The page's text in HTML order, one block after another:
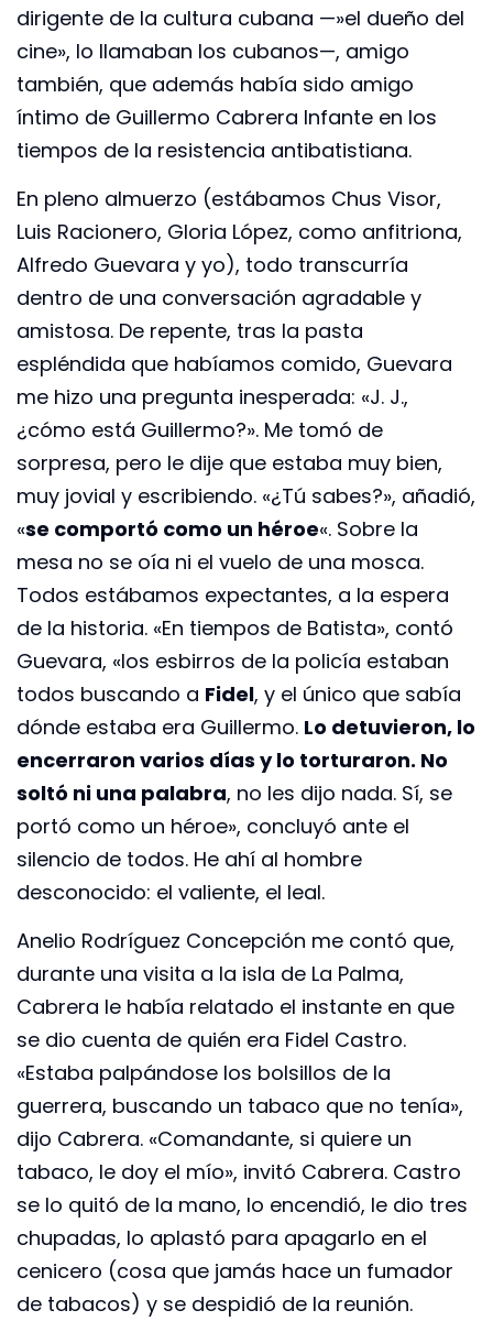
dirigente de la cultura cubana —»el dueño del
cine», lo llamaban los cubanos—, amigo
también, que además había sido amigo
íntimo de Guillermo Cabrera Infante en los
tiempos de la resistencia antibatistiana.
En pleno almuerzo (estábamos Chus Visor,
Luis Racionero, Gloria López, como anfitriona,
Alfredo Guevara y yo), todo transcurría
dentro de una conversación agradable y
amistosa. De repente, tras la pasta
espléndida que habíamos comido, Guevara
me hizo una pregunta inesperada: «J. J.,
¿cómo está Guillermo?». Me tomó de
sorpresa, pero le dije que estaba muy bien,
muy jovial y escribiendo. «¿Tú sabes?», añadió,
«se comportó como un héroe«. Sobre la
mesa no se oía ni el vuelo de una mosca.
Todos estábamos expectantes, a la espera
de la historia. «En tiempos de Batista», contó
Guevara, «los esbirros de la policía estaban
todos buscando a Fidel, y el único que sabía
dónde estaba era Guillermo. Lo detuvieron, lo
encerraron varios días y lo torturaron. No
soltó ni una palabra, no les dijo nada. Sí, se
portó como un héroe», concluyó ante el
silencio de todos. He ahí al hombre
desconocido: el valiente, el leal.
Anelio Rodríguez Concepción me contó que,
durante una visita a la isla de La Palma,
Cabrera le había relatado el instante en que
se dio cuenta de quién era Fidel Castro.
«Estaba palpándose los bolsillos de la
guerrera, buscando un tabaco que no tenía»,
dijo Cabrera. «Comandante, si quiere un
tabaco, le doy el mío», invitó Cabrera. Castro
se lo quitó de la mano, lo encendió, le dio tres
chupadas, lo aplastó para apagarlo en el
cenicero (cosa que jamás hace un fumador
de tabacos) y se despidió de la reunión.